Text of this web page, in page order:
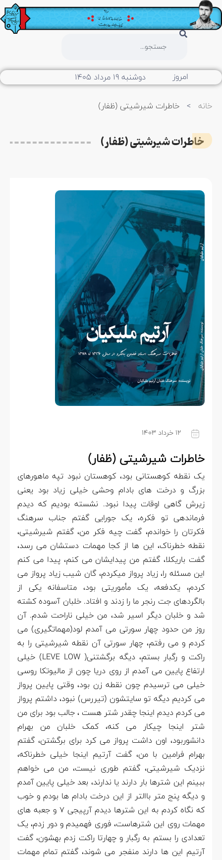
امروز دوشنبه ۱۹ مرداد ۱۴۰۵
خانه > خاطرات شیرشیتی (ظفار)
خاطرات شیرشیتی (ظفار)
۱۲ خرداد ۱۴۰۳
خاطرات شیرشیتی (ظفار)
یک نقطه کوهستانی بود، کوهستان نبود تپه ماهورهای
بزرگ و درخت های بادام وحشی خیلی زیاد بود یعنی
زیرش گاهی اوقات پیدا نبود. نشسته بودیم که دیدم
فرماندهی تو فکره، یک جورایی گفتم جناب سرهنگ
فکرتان را خواندم، گفت چیه فکر من، گفتم شیرشیتی،
نقطه خطرناک، این ها از کجا مهمات دستشان می رسد،
گفت باریکلا، گفتم من پیدایشان می کنم، پیدا می کنم
این مسئله را، زیاد پرواز میکردم، گان شیب زیاد پرواز می
کردم، یکدفعه، یک مأموریتی بود، متاسفانه یکی از
بالگردهای جت رنجر ما را زدند و افتاد. خلبان آسوده کشته
شد و خلبان دیگر اسیر شد، من خیلی ناراحت شدم. آن
روز من حدود چهار سورتی می آمدم لود(مهماتگیری) می
کردم و می رفتم، چهار سورتی آن نقطه شیرشیتی را به
راکت و رگبار بستم، دیگه برگشتنی( LEVE LOW) خیلی
ارتفاع پایین می آمدم از روی دریا چون از مالیوتکا روسی
خیلی می ترسیدم چون نقطه زن بود، وقتی پایین پرواز
می کردیم دیگه تو سایتشون (تیررس) نبود، داشتم پرواز
می کردم دیدم اینجا چقدر شتر هست ، جالب بود برای من
شتر اینجا چیکار می کنه، کمک خلبان من بهرام
دانشوربود، اون داشت پرواز می کرد برای برگشتن، گفتم
بهرام فرامین با من، گفت آرتیم اینجا خیلی خطرناکه،
نزدیک شیرشیتی، گفتم طوری نیست، من می خواهم
ببینم این شترها بار دارند یا ندارند، بعد خیلی پایین آمدم
و دیگه پنج متر باالتر از این درخت بادام ها بودم و خوب
که نگاه کردم به این شترها دیدم آرپیجی 7 و جعبه های
مهمات روی این شترهاست، فوری فهمیدم و دور زدم، یک
تعدادی را بستم به رگبار و چهارتا راکت زدم بهشون، گفت
آرتیم این ها دارند منفجر می شوند، گفتم تمام مهمات